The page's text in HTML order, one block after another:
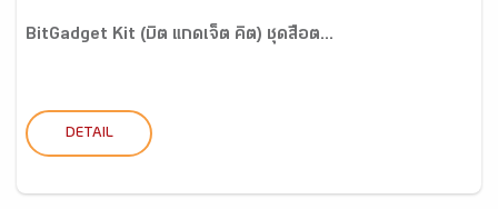
BitGadget Kit (บิต แกดเจ็ต คิต) ชุดสื่อต...
DETAIL